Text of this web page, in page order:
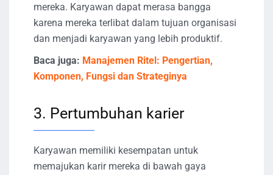
mereka. Karyawan dapat merasa bangga
karena mereka terlibat dalam tujuan organisasi
dan menjadi karyawan yang lebih produktif.
Baca juga: Manajemen Ritel: Pengertian,
Komponen, Fungsi dan Strateginya
3. Pertumbuhan karier
Karyawan memiliki kesempatan untuk
memajukan karir mereka di bawah gaya